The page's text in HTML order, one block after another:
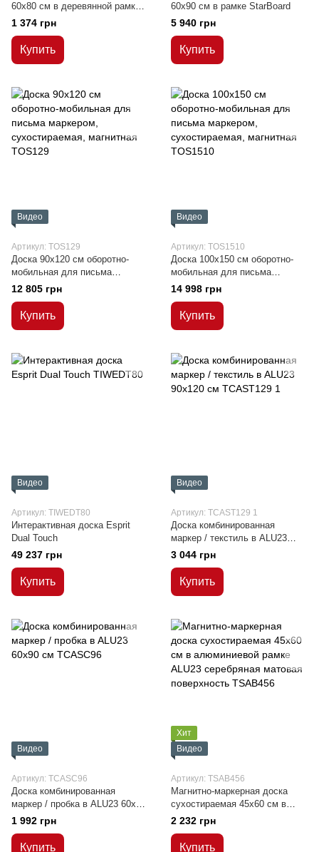
60х80 см в деревянной рамке
(сосна)
1 374 грн
Купить
60х90 см в рамке StarBoard
5 940 грн
Купить
Видео
Артикул: TOS129
Доска 90x120 см оборотно-
мобильная для письма
маркером, сухостираемая,
магнитная
12 805 грн
Купить
Видео
Артикул: TOS1510
Доска 100x150 см оборотно-
мобильная для письма
маркером, сухостираемая,
магнитная
14 998 грн
Купить
Видео
Артикул: TIWEDT80
Интерактивная доска Esprit
Dual Touch
49 237 грн
Купить
Видео
Артикул: TCAST129 1
Доска комбинированная
маркер / текстиль в ALU23
90х120 см
3 044 грн
Купить
Видео
Артикул: TCASC96
Доска комбинированная
маркер / пробка в ALU23 60х90
см
1 992 грн
Купить
Хит
Видео
Артикул: TSAB456
Магнитно-маркерная доска
сухостираемая 45x60 см в
алюминиевой рамке ALU23
серебряная матовая
поверхность
2 232 грн
Купить